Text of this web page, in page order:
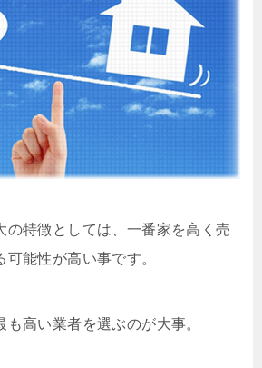
の特徴としては、一番家を高く売
能性が高い事です。
高い業者を選ぶのが大事。